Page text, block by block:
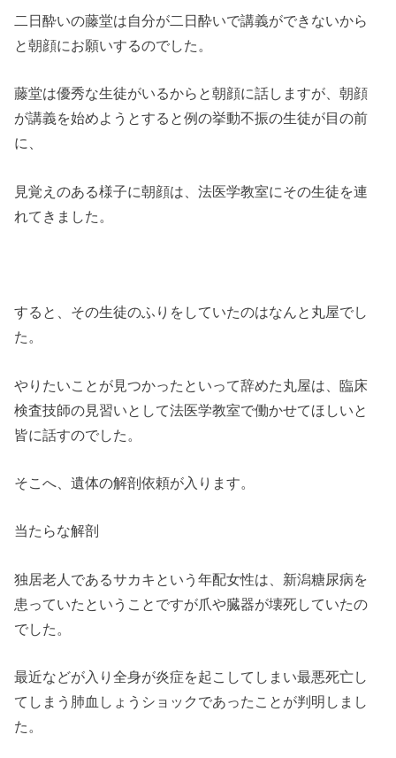
二日酔いの藤堂は自分が二日酔いで講義ができないから
と朝顔にお願いするのでした。
藤堂は優秀な生徒がいるからと朝顔に話しますが、朝顔
が講義を始めようとすると例の挙動不振の生徒が目の前
に、
見覚えのある様子に朝顔は、法医学教室にその生徒を連
れてきました。
すると、その生徒のふりをしていたのはなんと丸屋でし
た。
やりたいことが見つかったといって辞めた丸屋は、臨床
検査技師の見習いとして法医学教室で働かせてほしいと
皆に話すのでした。
そこへ、遺体の解剖依頼が入ります。
当たらな解剖
独居老人であるサカキという年配女性は、新潟糖尿病を
患っていたということですが爪や臓器が壊死していたの
でした。
最近などが入り全身が炎症を起こしてしまい最悪死亡し
てしまう肺血しょうショックであったことが判明しまし
た。